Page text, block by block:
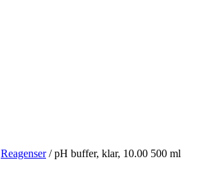
Reagenser/ pH buffer, klar, 10.00 500 ml